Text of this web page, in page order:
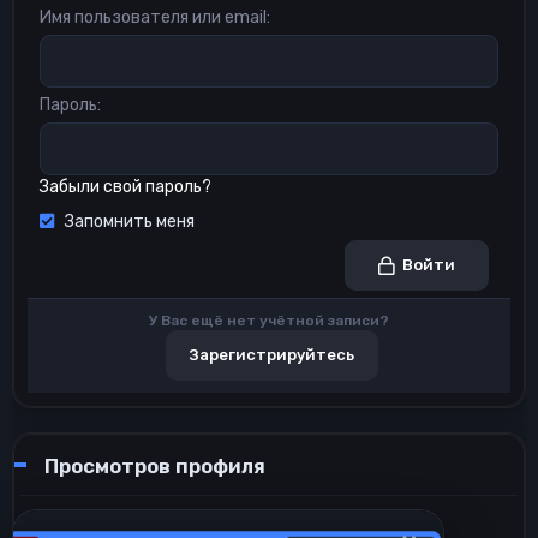
Имя пользователя или email
Пароль
Забыли свой пароль?
Запомнить меня
Войти
У Вас ещё нет учётной записи?
Зарегистрируйтесь
Просмотров профиля
74